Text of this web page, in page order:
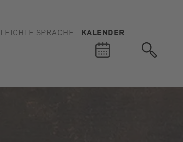
LEICHTE SPRACHE KALENDER